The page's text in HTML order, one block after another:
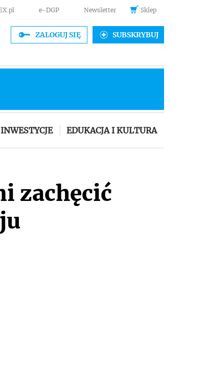
e-DGP Newsletter Sklep
ZALOGUJ SIĘ SUBSKRYBUJ
INWESTYCJE EDUKACJA I KULTURA
zachęcić